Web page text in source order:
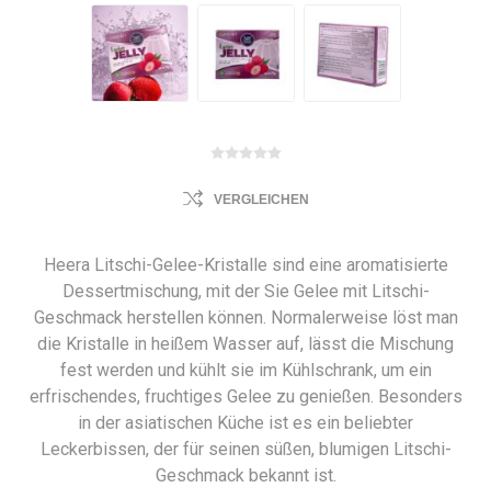
VERGLEICHEN
Heera Litschi-Gelee-Kristalle sind eine aromatisierte
Dessertmischung, mit der Sie Gelee mit Litschi-
Geschmack herstellen können. Normalerweise löst man
die Kristalle in heißem Wasser auf, lässt die Mischung
fest werden und kühlt sie im Kühlschrank, um ein
erfrischendes, fruchtiges Gelee zu genießen. Besonders
in der asiatischen Küche ist es ein beliebter
Leckerbissen, der für seinen süßen, blumigen Litschi-
Geschmack bekannt ist.